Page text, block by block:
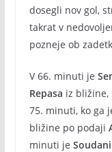
dosegli nov gol,
takrat v
pozneje ob
V 66. minuti je
Repasa iz bližine,
75. minuti, ko ga
bližine po podaji
minuti je Soudani